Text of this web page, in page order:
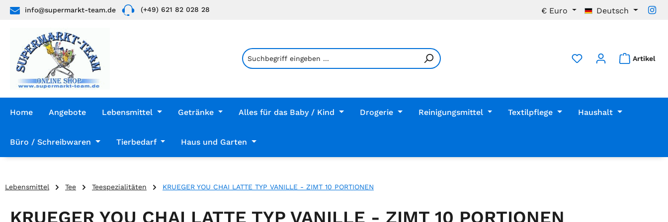
Hauptinhalt springen
Zur Suche springen
Zur Hauptnavigation springen
info@supermarkt-team.de (+49) 621 82 028 28 € Euro Deutsch
Artikel
Home Angebote Lebensmittel Getränke Alles für das Baby / Kind Drogerie Reinigungsmittel Textilpflege Haushalt
Büro / Schreibwaren Tierbedarf Haus und Garten
Lebensmittel Tee Teespezialitäten KRUEGER YOU CHAI LATTE TYP VANILLE - ZIMT 10 PORTIONEN
KRUEGER YOU CHAI LATTE TYP VANILLE - ZIMT 10 PORTIONEN